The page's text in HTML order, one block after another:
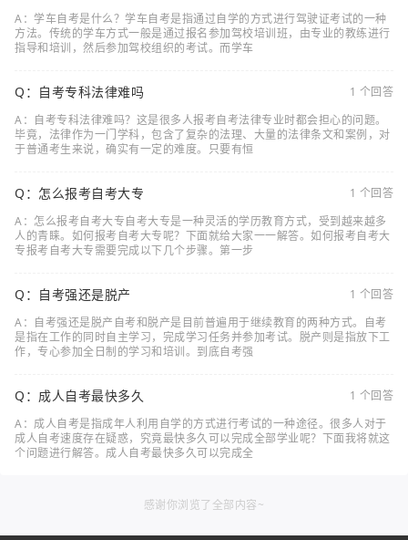
A：学车自考是什么？学车自考是指通过自学的方式进行驾驶证考试的一种
方法。传统的学车方式一般是通过报名参加驾校培训班，由专业的教练进行
指导和培训，然后参加驾校组织的考试。而学车
Q：自考专科法律难吗
1 个回答
A：自考专科法律难吗？这是很多人报考自考法律专业时都会担心的问题。
毕竟，法律作为一门学科，包含了复杂的法理、大量的法律条文和案例，对
于普通考生来说，确实有一定的难度。只要有恒
Q：怎么报考自考大专
1 个回答
A：怎么报考自考大专自考大专是一种灵活的学历教育方式，受到越来越多
人的青睐。如何报考自考大专呢？下面就给大家一一解答。如何报考自考大
专报考自考大专需要完成以下几个步骤。第一步
Q：自考强还是脱产
1 个回答
A：自考强还是脱产自考和脱产是目前普遍用于继续教育的两种方式。自考
是指在工作的同时自主学习，完成学习任务并参加考试。脱产则是指放下工
作，专心参加全日制的学习和培训。到底自考强
Q：成人自考最快多久
1 个回答
A：成人自考是指成年人利用自学的方式进行考试的一种途径。很多人对于
成人自考速度存在疑惑，究竟最快多久可以完成全部学业呢？下面我将就这
个问题进行解答。成人自考最快多久可以完成全
感谢你浏览了全部内容~